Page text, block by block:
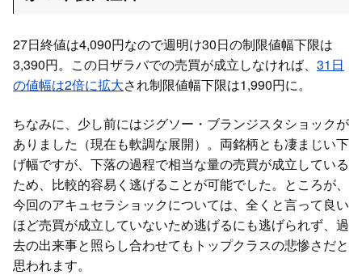
27日終値は4,090円なので週明け30日の制限値幅下限は
3,390円。この日ザラバでの売買が成立しなければ、 31日
の値幅は2倍に拡大され制限値幅下限は1,990円に。
ちなみに、少し前にはジグソー・ブランジスタショックが
ありました（現在も軟調な展開）。両銘柄とも凄まじい下
げ幅ですが、下落の過程で相当な量の売買が成立している
ため、比較的容易く逃げることが可能でした。ところが、
今回のアキュセラショックについては、全くと言って良い
ほど売買が成立していないため逃げるにも逃げられず、過
去の出来事と照らし合わせてもトップクラスの悲惨さだと
思われます。